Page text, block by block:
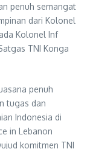
penuh semangat
dari Kolonel
Kolonel Inf
TNI Konga
penuh
tugas dan
Indonesia di
in Lebanon
komitmen TNI